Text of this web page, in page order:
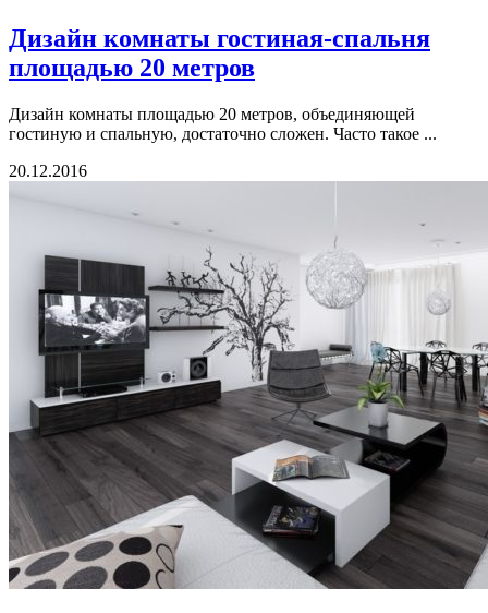
Дизайн комнаты гостиная-спальня
площадью 20 метров
Дизайн комнаты площадью 20 метров, объединяющей
гостиную и спальную, достаточно сложен. Часто такое ...
20.12.2016